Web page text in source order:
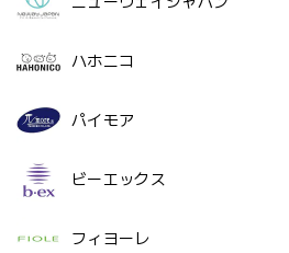
ハホニコ
パイモア
ビーエックス
フィヨーレ